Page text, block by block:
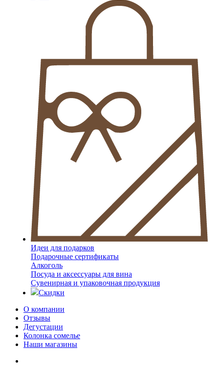
Идеи для подарков
Подарочные сертификаты
Алкоголь
Посуда и аксессуары для вина
Сувенирная и упаковочная продукция
Скидки
О компании
Отзывы
Дегустации
Колонка сомелье
Наши магазины